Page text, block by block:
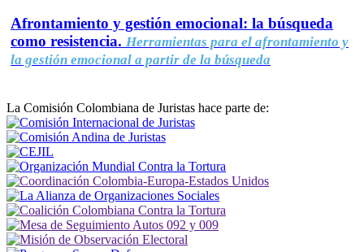
Afrontamiento y gestión emocional: la búsqueda
como resistencia. Herramientas para el afrontamiento y
la gestión emocional a partir de la búsqueda
La Comisión Colombiana de Juristas hace parte de: